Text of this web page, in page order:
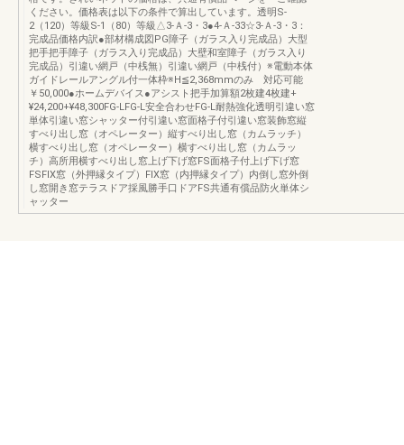
ください。価格表は以下の条件で算出しています。透明S-
2（120）等級S-1（80）等級△3-Ａ-3・3●4-Ａ-33☆3-Ａ-3・3：
完成品価格内訳●部材構成図PG障子（ガラス入り完成品）大型
把手把手障子（ガラス入り完成品）大壁和室障子（ガラス入り
完成品）引違い網戸（中桟無）引違い網戸（中桟付）※電動本体
ガイドレールアングル付一体枠※H≦2,368mmのみ 対応可能
￥50,000●ホームデバイス●アシスト把手加算額2枚建4枚建+
¥24,200+¥48,300FG-LFG-L安全合わせFG-L耐熱強化透明引違い窓
単体引違い窓シャッター付引違い窓面格子付引違い窓装飾窓縦
すべり出し窓（オペレーター）縦すべり出し窓（カムラッチ）
横すべり出し窓（オペレーター）横すべり出し窓（カムラッ
チ）高所用横すべり出し窓上げ下げ窓FS面格子付上げ下げ窓
FSFIX窓（外押縁タイプ）FIX窓（内押縁タイプ）内倒し窓外倒
し窓開き窓テラスドア採風勝手口ドアFS共通有償品防火単体シ
ャッター